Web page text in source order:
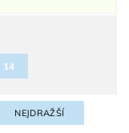
14
NEJDRAŽŠÍ